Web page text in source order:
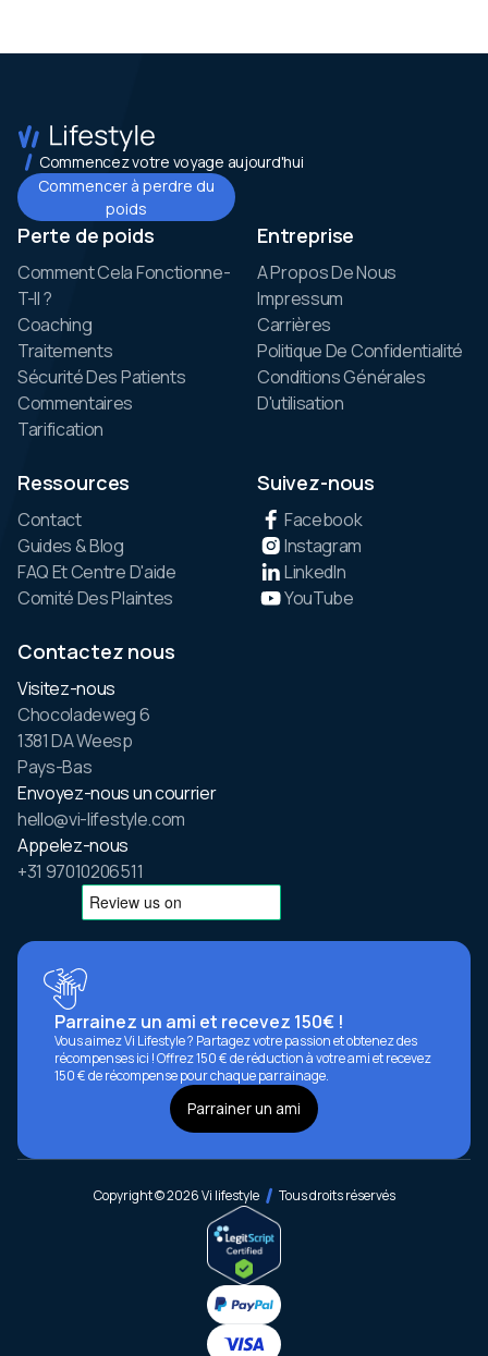
Commencez votre voyage aujourd'hui
Commencer à perdre du
poids
Perte de poids
Comment Cela Fonctionne-
T-Il ?
Coaching
Traitements
Sécurité Des Patients
Commentaires
Tarification
Entreprise
A Propos De Nous
Impressum
Carrières
Politique De Confidentialité
Conditions Générales
D'utilisation
Ressources
Contact
Guides & Blog
FAQ Et Centre D'aide
Comité Des Plaintes
Suivez-nous
Facebook
Instagram
LinkedIn
YouTube
Contactez nous
Visitez-nous
Chocoladeweg 6
1381 DA Weesp
Pays-Bas
Envoyez-nous un courrier
hello@vi-lifestyle.com
Appelez-nous
+31 97010206511
Parrainez un ami et recevez 150€ !
Vous aimez Vi Lifestyle ? Partagez votre passion et obtenez des
récompenses ici ! Offrez 150 € de réduction à votre ami et recevez
150 € de récompense pour chaque parrainage.
Parrainer un ami
Copyright © 2026 Vi lifestyle Tous droits réservés